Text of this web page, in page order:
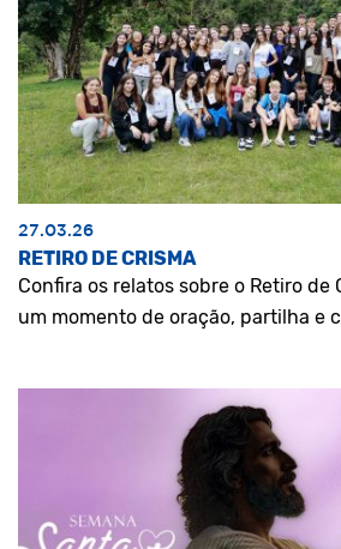
27.03.26
RETIRO DE CRISMA
Confira os relatos sobre o Retiro de
um momento de oração, partilha e